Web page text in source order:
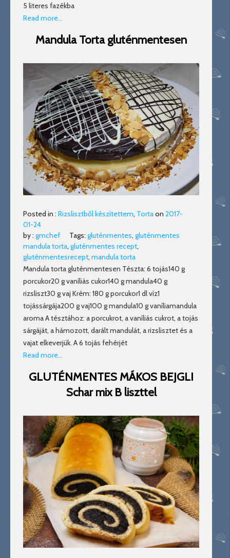
5 literes fazékba
Read more…
Mandula Torta gluténmentesen
Posted in : Rizslisztből készítettem, Tortaon 2017-
01-24
by : gmchef Tags: gluténmentes, gluténmentes
mandula torta, gluténmentes recept,
gluténmentesrecept, mandula torta
Mandula torta gluténmentesen Tészta: 6 tojás140 g
porcukor20 g vaníliás cukor140 g mandula40 g
rizsliszt30 g vaj Krém: 180 g porcukor1 dl víz1
tojássárgája200 g vaj100 g mandula10 g vaníliamandula
aroma A tésztához: a porcukrot, a vaníliás cukrot, a tojás
sárgáját, a hámozott, darált mandulát, a rizslisztet és a
vajat elkeverjük. A 6 tojás fehérjét
Read more…
GLUTÉNMENTES MÁKOS BEJGLI
Schar mix B liszttel